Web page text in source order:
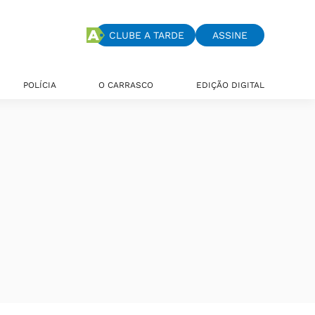
CLUBE A TARDE ASSINE
POLÍCIA O CARRASCO EDIÇÃO DIGITAL